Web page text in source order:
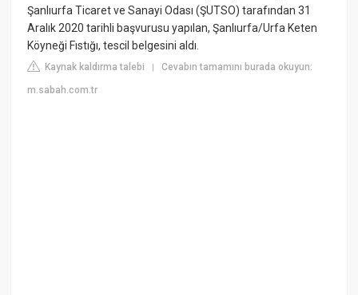
Şanlıurfa Ticaret ve Sanayi Odası (ŞUTSO) tarafından 31
Aralık 2020 tarihli başvurusu yapılan, Şanlıurfa/Urfa Keten
Köyneği Fıstığı, tescil belgesini aldı.
Kaynak kaldırma talebi |Cevabın tamamını burada okuyun:
m.sabah.com.tr